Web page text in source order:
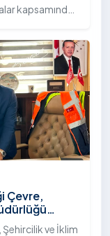
kapsamında,
Çevre,
ve İklim